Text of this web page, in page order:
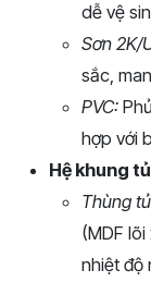
dễ vệ
Sơn 2K/
sắc,
PVC:
hợp với
Hệ khung
Thùng
(MDF
nhiệt độ